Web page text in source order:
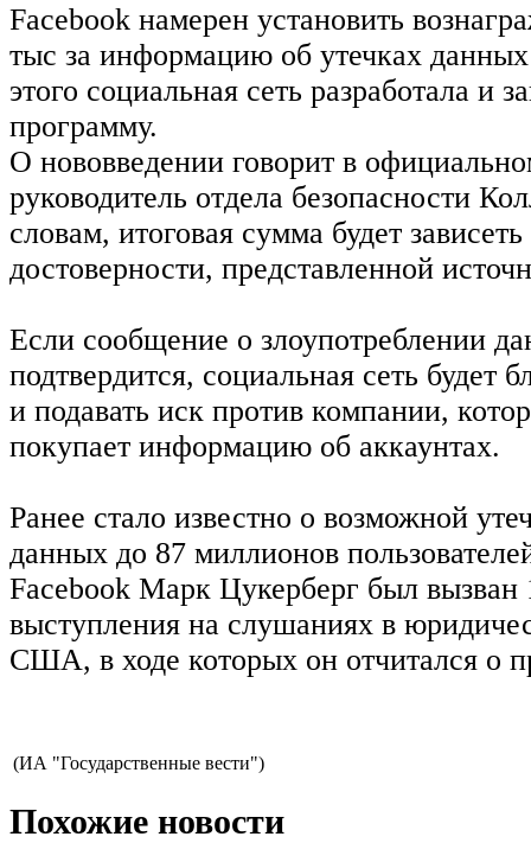
Facebook намерен установить
тыс за информацию об утечках
этого социальная сеть разработала и
программу.
О нововведении говорит в
руководитель отдела безопасности
словам, итоговая сумма будет
достоверности, представленной
Если сообщение о злоупотреблении
подтвердится, социальная сеть будет
и подавать иск против компании,
покупает информацию об аккаунтах.
Ранее стало известно о возможной
данных до 87 миллионов
Facebook Марк Цукерберг был вызван
выступления на слушаниях в
США, в ходе которых он отчитался о
(ИА "Государственные вести")
Похожие новости